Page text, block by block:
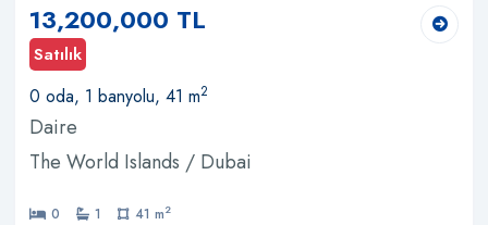
13,200,000 TL
Satılık
0 oda, 1 banyolu, 41 m2
Daire
The World Islands / Dubai
0 1 41 m2